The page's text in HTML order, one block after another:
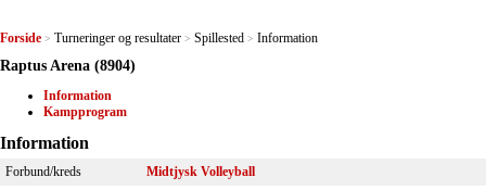
Forside > Turneringer og resultater > Spillested > Information
Raptus Arena (8904)
Information
Kampprogram
Information
Forbund/kreds Midtjysk Volleyball